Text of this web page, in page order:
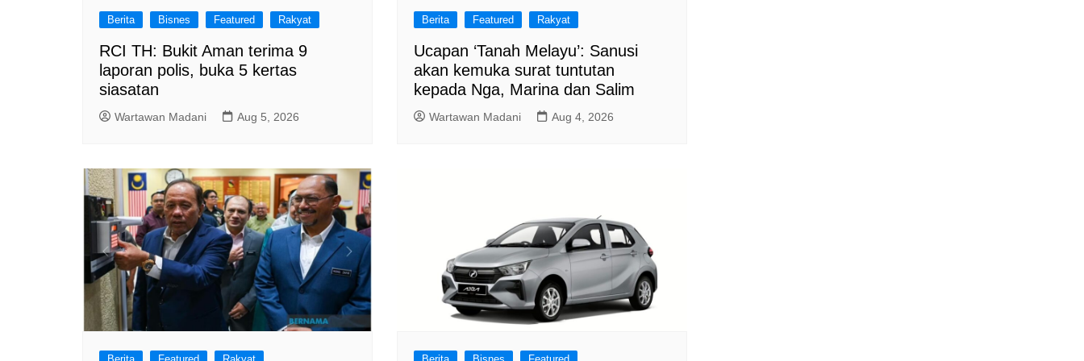
Berita Bisnes Featured Rakyat
RCI TH: Bukit Aman terima 9
laporan polis, buka 5 kertas
siasatan
Wartawan Madani Aug 5, 2026
Berita Featured Rakyat
Ucapan ‘Tanah Melayu’: Sanusi
akan kemuka surat tuntutan
kepada Nga, Marina dan Salim
Wartawan Madani Aug 4, 2026